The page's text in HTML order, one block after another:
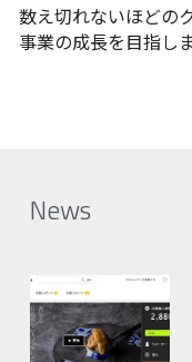
数え切れないほどの
事業の成長を目指し
News